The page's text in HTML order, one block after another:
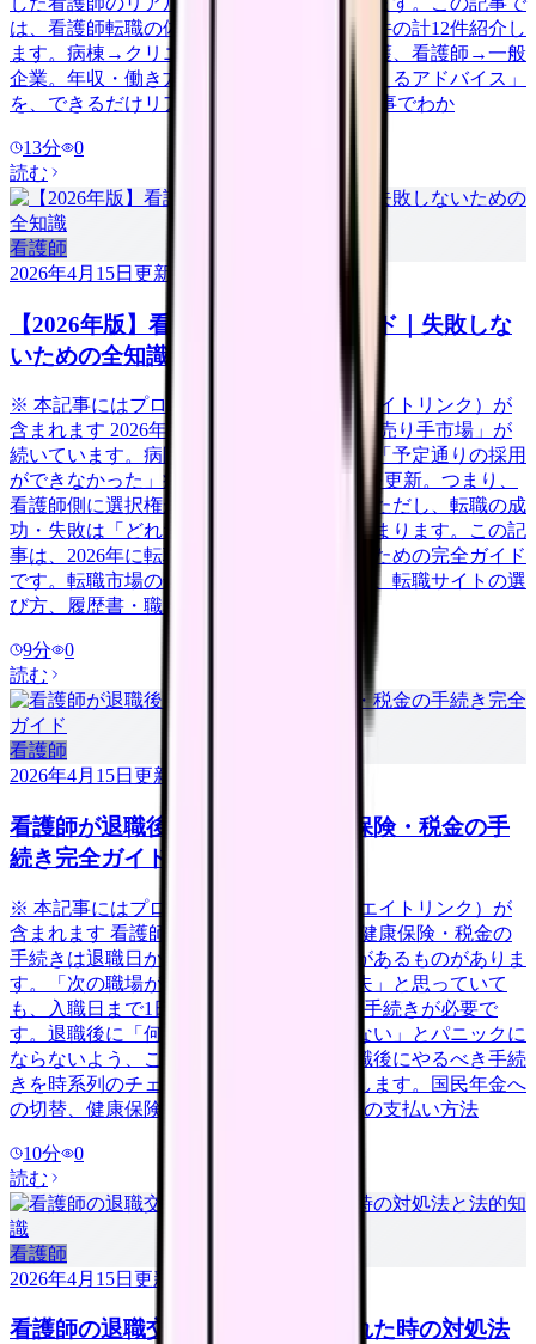
は、看護師転職の体験談を成功6件・失敗6件の計12件紹介し
ます。病棟→クリニック、急性期→訪問看護、看護師→一般
企業。年収・働き方の変化と「今だから言えるアドバイス」
を、できるだけリアルに伝えます。 この記事でわか
13分
0
読む
看護師
2026年4月15日 更新
【2026年版】看護師転職の完全ガイド｜失敗しな
いための全知識
※ 本記事にはプロモーション（アフィリエイトリンク）が
含まれます 2026年、看護師の転職市場は「売り手市場」が
続いています。病院看護実態調査によると「予定通りの採用
ができなかった」病院は58.3%で過去最高を更新。つまり、
看護師側に選択権がある有利な市場です。ただし、転職の成
功・失敗は「どれだけ準備をしたか」で決まります。この記
事は、2026年に転職を考えている看護師のための完全ガイド
です。転職市場の最新動向から、自己分析、転職サイトの選
び方、履歴書・職務経歴書の書き方、面
9分
0
読む
看護師
2026年4月15日 更新
看護師が退職後にやるべき年金・保険・税金の手
続き完全ガイド
※ 本記事にはプロモーション（アフィリエイトリンク）が
含まれます 看護師が退職した後、年金・健康保険・税金の
手続きは退職日から14日以内に行う必要があるものがありま
す。「次の職場が決まっているから大丈夫」と思っていて
も、入職日まで1日でも空白期間があれば手続きが必要で
す。退職後に「何をすればいいかわからない」とパニックに
ならないよう、この記事では看護師が退職後にやるべき手続
きを時系列のチェックリスト形式で整理します。国民年金へ
の切替、健康保険の3つの選択肢、住民税の支払い方法
10分
0
読む
看護師
2026年4月15日 更新
看護師の退職交渉術｜引き止められた時の対処法